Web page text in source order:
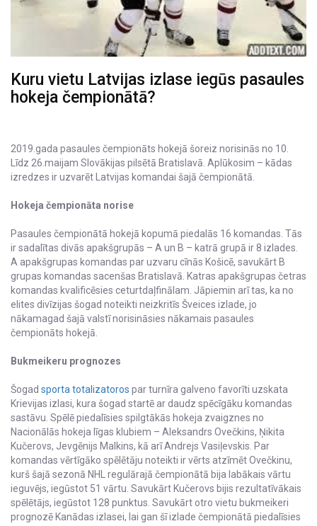
Kuru vietu Latvijas izlase iegūs pasaules
hokeja čempionātā?
2019.gada pasaules čempionāts hokejā šoreiz norisinās no 10.
Līdz 26.maijam Slovākijas pilsētā Bratislavā. Aplūkosim – kādas
izredzes ir uzvarēt Latvijas komandai šajā čempionātā.
Hokeja čempionāta norise
Pasaules čempionātā hokejā kopumā piedalās 16 komandas. Tās
ir sadalītas divās apakšgrupās – A un B – katrā grupā ir 8 izlades.
A apakšgrupas komandas par uzvaru cīnās Košicē, savukārt B
grupas komandas sacenšas Bratislavā. Katras apakšgrupas četras
komandas kvalificēsies ceturtdaļfinālam. Jāpiemin arī tas, ka no
elites divīzijas šogad noteikti neizkritīs Šveices izlade, jo
nākamagad šajā valstī norisināsies nākamais pasaules
čempionāts hokejā.
Bukmeikeru prognozes
Šogad sporta totalizatoros par turnīra galveno favorīti uzskata
Krievijas izlasi, kura šogad startē ar daudz spēcīgāku komandas
sastāvu. Spēlē piedalīsies spilgtākās hokeja zvaigznes no
Nacionālās hokeja līgas klubiem – Aleksandrs Ovečkins, Ņikita
Kučerovs, Jevgēnijs Malkins, kā arī Andrejs Vasiļevskis. Par
komandas vērtīgāko spēlētāju noteikti ir vērts atzīmēt Ovečkinu,
kurš šajā sezonā NHL regulārajā čempionātā bija labākais vārtu
ieguvējs, iegūstot 51 vārtu. Savukārt Kučerovs bijis rezultatīvākais
spēlētājs, iegūstot 128 punktus. Savukārt otro vietu bukmeikeri
prognozē Kanādas izlasei, lai gan šī izlade čempionātā piedalīsies